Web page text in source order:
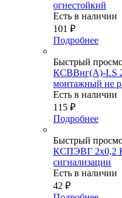
огнестойкий
Есть в наличии
101 ₽
Подробнее
Быстрый
КСВВнг(А)-LS
монтажный не
Есть в наличии
115 ₽
Подробнее
Быстрый
КСПЭВГ 2х0,2
сигнализации
Есть в наличии
42 ₽